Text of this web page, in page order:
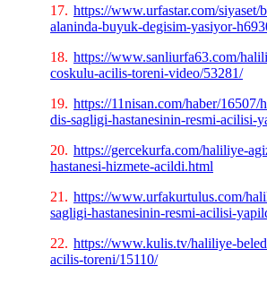
17. https://www.urfastar.com/siyaset/
alaninda-buyuk-degisim-yasiyor-
18. https://www.sanliurfa63.com/
coskulu-acilis-toreni-video/53281/
19. https://11nisan.com/haber/
dis-sagligi-hastanesinin-resmi-acilisi-
20. https://gercekurfa.com/haliliye-
hastanesi-hizmete-acildi.html
21. https://www.urfakurtulus.com/
sagligi-hastanesinin-resmi-acilisi-
22. https://www.kulis.tv/haliliye-
acilis-toreni/15110/